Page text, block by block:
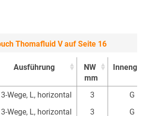
Thomafluid V auf Seite 16
Ausführung
NW
mm
Ausführung
NW
3-Wege, L, horizontal 3
G
3-Wege, L, horizontal 3
G